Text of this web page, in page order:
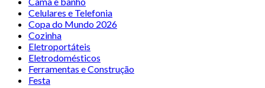
Celulares e Telefonia
Copa do Mundo 2026
Cozinha
Eletroportáteis
Eletrodomésticos
Ferramentas e Construção
Festa